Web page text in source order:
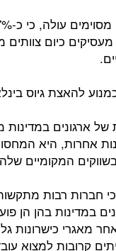
לדוגמה, מסקרי
כיום צוותים
של ארגונים במדינות
אחרות, היא
המקומיים
חברות רבות
במדינות בהן הן
מאגרי כישרונות
קרובות למצוא